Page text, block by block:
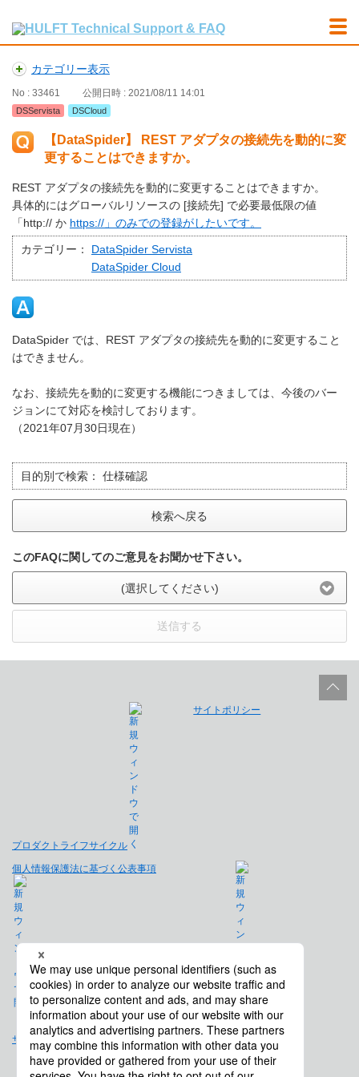
カテゴリー表示
No : 33461 公開日時 : 2021/08/11 14:01
DSServista DSCloud
【DataSpider】 REST アダプタの接続先を動的に変
更することはできますか。
REST アダプタの接続先を動的に変更することはできますか。
具体的にはグローバルリソースの [接続先] で必要最低限の値
「http:// か https://」のみでの登録がしたいです。
カテゴリー：
DataSpider Servista
DataSpider Cloud
DataSpider では、REST アダプタの接続先を動的に変更すること
はできません。
なお、接続先を動的に変更する機能につきましては、今後のバー
ジョンにて対応を検討しております。
（2021年07月30日現在）
目的別で検索： 仕様確認
検索へ戻る
このFAQに関してのご意見をお聞かせ下さい。
(選択してください)
送信する
プロダクトライフサイクル
サイトポリシー
個人情報保護法に基づく公表事項
免責事項
サイトマップ